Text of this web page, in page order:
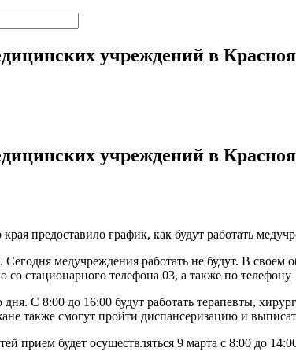
учреждений в
учреждений в
предоставило график, как будут работать
медучреждения работать не будут. В
со стационарного телефона 03, а также по телефону
С 8:00 до 16:00 будут работать терапевты,
также смогут пройти диспансеризацию и
прием будет осуществляться 9 марта с 8:00 до